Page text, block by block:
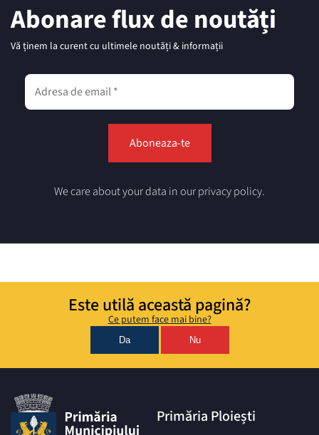
Abonare flux de noutăți
Vă ținem la curent cu ultimele noutăți & informații
We care about your data in our privacy policy.
Este utilă această pagină?
Ce putem face mai bine?
Da Nu
Primăria Ploiești